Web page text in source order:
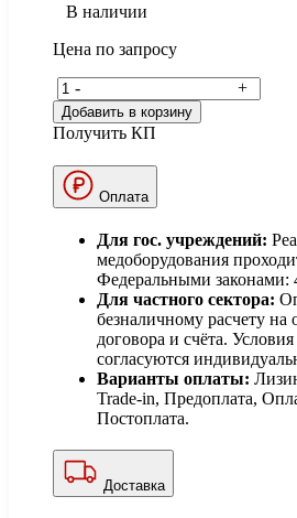
В наличии
Цена по запросу
- +
Добавить в корзину
Получить КП
Оплата
Для гос. учреждений:
медоборудования
Федеральными
Для частного сектора:
безналичному расчету на
договора и счёта.
согласуются
Варианты оплаты:
Trade-in, Предоплата,
Постоплата.
Доставка